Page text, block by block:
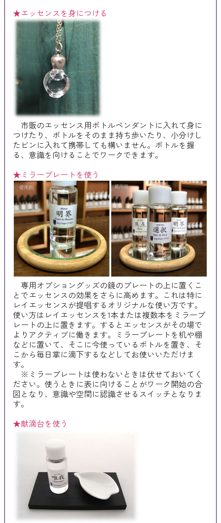
★エッセンスを身につける
市販のエッセンス用ボトルペンダントに入れて身に
つけたり、ボトルをそのまま持ち歩いたり、小分けし
たビンに入れて携帯しても構いません。ボトルを握
る、意識を向けることでワークできます。
★ミラープレートを使う
専用オプショングッズの鏡のプレートの上に置くこ
とでエッセンスの効果をさらに高めます。これは特に
レイエッセンスが提唱するオリジナルな使い方です。
使い方はレイエッセンスを1本または複数本をミラープ
レートの上に置きます。するとエッセンスがその場で
よりアクティブに働きます。ミラープレートを机や棚
などに置いて、そこに今使っているボトルを置き、そ
こから毎日掌に滴下するなどしてお使いいただけま
す。
※ミラープレートは使わないときは伏せておいてく
ださい。使うときに表に向けることがワーク開始の合
図となり、意識や空間に認識させるスイッチとなりま
す。
★献滴台を使う